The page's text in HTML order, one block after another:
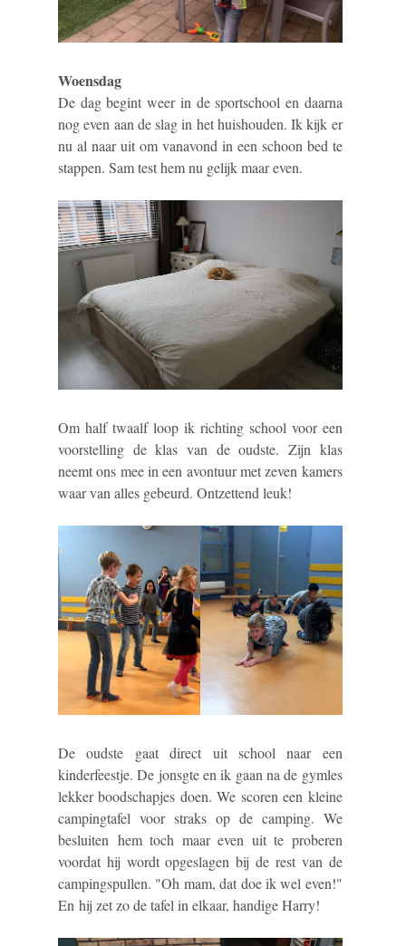
Woensdag
De dag begint weer in de sportschool en daarna
nog even aan de slag in het huishouden. Ik kijk er
nu al naar uit om vanavond in een schoon bed te
stappen. Sam test hem nu gelijk maar even.
Om half twaalf loop ik richting school voor een
voorstelling de klas van de oudste. Zijn klas
neemt ons mee in een avontuur met zeven kamers
waar van alles gebeurd. Ontzettend leuk!
De oudste gaat direct uit school naar een
kinderfeestje. De jonsgte en ik gaan na de gymles
lekker boodschapjes doen. We scoren een kleine
campingtafel voor straks op de camping. We
besluiten hem toch maar even uit te proberen
voordat hij wordt opgeslagen bij de rest van de
campingspullen. "Oh mam, dat doe ik wel even!"
En hij zet zo de tafel in elkaar, handige Harry!